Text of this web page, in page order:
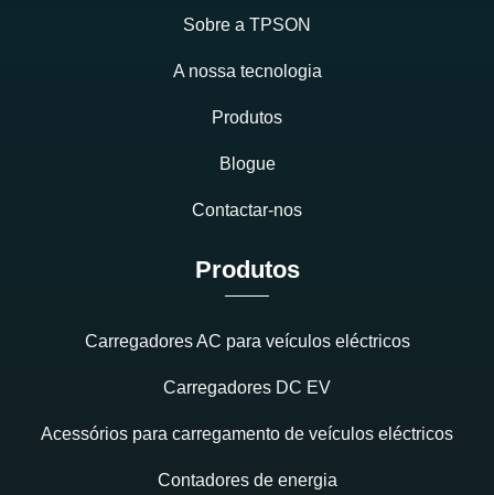
Sobre a TPSON
A nossa tecnologia
Produtos
Blogue
Contactar-nos
Produtos
Carregadores AC para veículos eléctricos
Carregadores DC EV
Acessórios para carregamento de veículos eléctricos
Contadores de energia